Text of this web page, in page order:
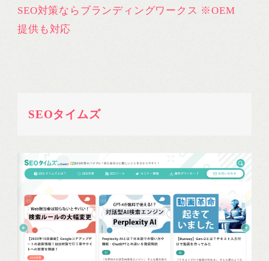
SEO対策ならブランディングワークス ※OEM
提供も対応
SEOタイムズ